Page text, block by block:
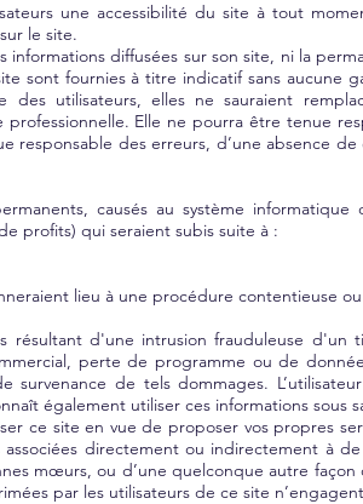
une accessibilité du site à tout
le site.
diffusées sur son site, ni la
sont fournies à titre indicatif sans aucune
utilisateurs, elles ne sauraient
Elle ne pourra être tenue
responsable des erreurs, d’une absence
causés au système
profits) qui seraient subis suite à :
lieu à une procédure contentieuse
résultant d'une intrusion frauduleuse d'un
perte de programme ou de
de tels dommages.
également utiliser ces informations sous
ce site en vue de proposer vos propres
directement ou indirectement à
mœurs, ou d’une quelconque autre
par les utilisateurs de ce site